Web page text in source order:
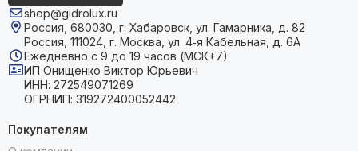
shop@gidrolux.ru
Россия, 680030, г. Хабаровск, ул. Гамарника, д. 82
Россия, 111024, г. Москва, ул. 4‑я Кабельная, д. 6А
Ежедневно с 9 до 19 часов (МСК+7)
ИП Онищенко Виктор Юрьевич
ИНН: 272549071269
ОГРНИП: 319272400052442
Покупателям